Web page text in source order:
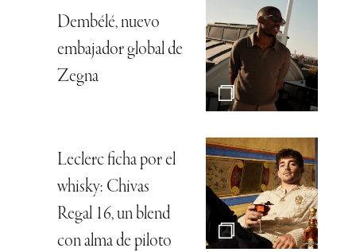
Dembélé, nuevo
embajador global de
Zegna
Leclerc ficha por el
whisky: Chivas
Regal 16, un blend
con alma de piloto